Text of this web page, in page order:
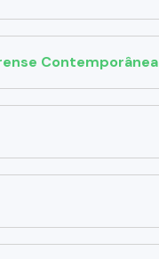
Contemporânea